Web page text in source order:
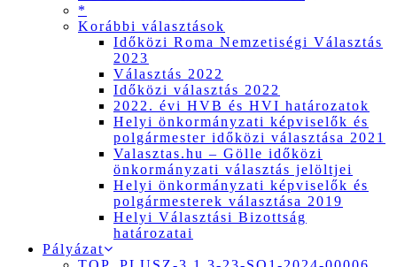
*
Korábbi választások
Időközi Roma Nemzetiségi Választás
2023
Választás 2022
Időközi választás 2022
2022. évi HVB és HVI határozatok
Helyi önkormányzati képviselők és
polgármester időközi választása 2021
Valasztas.hu – Gölle időközi
önkormányzati választás jelöltjei
Helyi önkormányzati képviselők és
polgármesterek választása 2019
Helyi Választási Bizottság
határozatai
Pályázat